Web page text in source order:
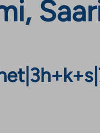
| 3h+k+s